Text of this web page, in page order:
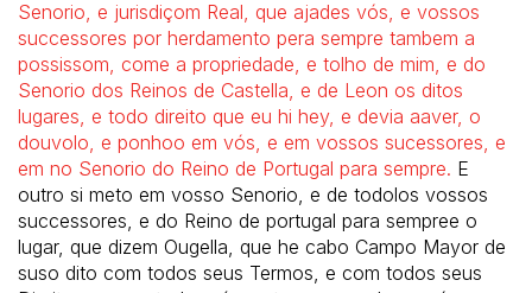
Senorio, e jurisdiçom Real, que ajades vós, e vossos
successores por herdamento pera sempre tambem a
possissom, come a propriedade, e tolho de mim, e do
Senorio dos Reinos de Castella, e de Leon os ditos
lugares, e todo direito que eu hi hey, e devia aaver, o
douvolo, e ponhoo em vós, e em vossos sucessores, e
em no Senorio do Reino de Portugal para sempre. E
outro si meto em vosso Senorio, e de todolos vossos
successores, e do Reino de portugal para sempree o
lugar, que dizem Ougella, que he cabo Campo Mayor de
suso dito com todos seus Termos, e com todos seus